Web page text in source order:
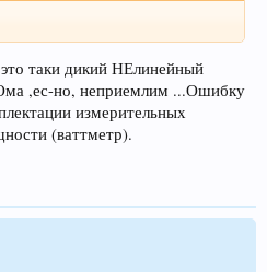
таки дикий НЕлинейный
,ес-но, неприемлим ...Ошибку
измерительных
(ваттметр).